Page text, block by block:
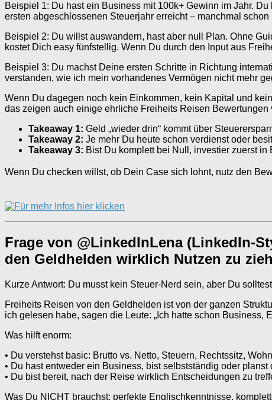
Beispiel 1: Du hast ein Business mit 100k+ Gewinn im Jahr.
ersten abgeschlossenen Steuerjahr erreicht – manchmal
Beispiel 2: Du willst auswandern, hast aber null Plan. Ohne
kostet Dich easy fünfstellig. Wenn Du durch den Input aus
Beispiel 3: Du machst Deine ersten Schritte in Richtung
verstanden, wie ich mein vorhandenes Vermögen nicht mehr
Wenn Du dagegen noch kein Einkommen, kein Kapital und
das zeigen auch einige ehrliche Freiheits Reisen Bewertungen
Takeaway 1: Geld „wieder drin“ kommt über
Takeaway 2: Je mehr Du heute schon verdienst oder
Takeaway 3: Bist Du komplett bei Null, investier zuerst
Wenn Du checken willst, ob Dein Case sich lohnt, nutz den
Frage von @LinkedInLena (LinkedIn-
den Geldhelden wirklich Nutzen zu
Kurze Antwort: Du musst kein Steuer-Nerd sein, aber Du
Freiheits Reisen von den Geldhelden ist von der ganzen
ich gelesen habe, sagen die Leute: „Ich hatte schon
Was hilft enorm:
• Du verstehst basic: Brutto vs. Netto, Steuern, Rechtssitz,
• Du hast entweder ein Business, bist selbstständig oder planst
• Du bist bereit, nach der Reise wirklich Entscheidungen zu
Was Du NICHT brauchst: perfekte Englischkenntnisse,